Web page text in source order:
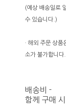
(예상 배송일로
수 있습니다.)
· 해외 주문 상품
소가 불가합니다.
배송비 -
함께 구매